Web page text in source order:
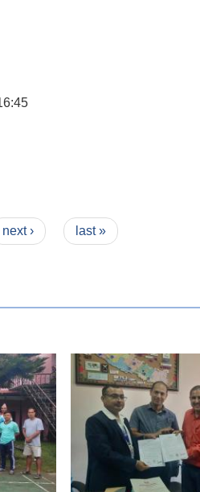
next › last »